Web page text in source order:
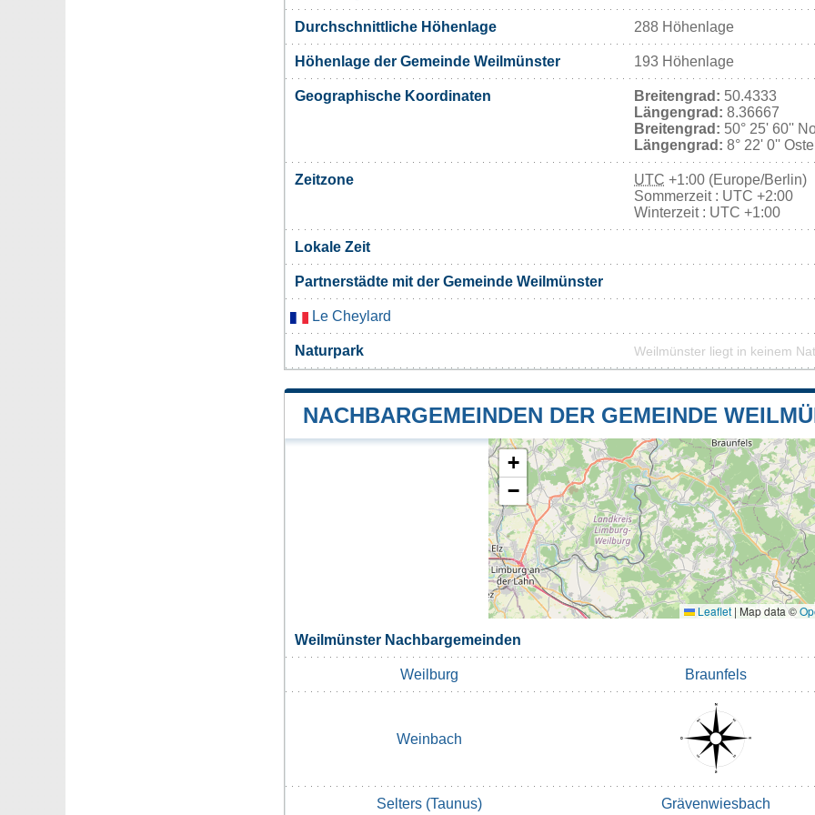
Durchschnittliche Höhenlage 288 Höhenlage
Höhenlage der Gemeinde Weilmünster 193 Höhenlage
Geographische Koordinaten Breitengrad: 50.4333
Längengrad: 8.36667
Breitengrad: 50° 25' 60''
Längengrad: 8° 22' 0''
Zeitzone UTC +1:00 (Europe/Berlin)
Sommerzeit : UTC +2:00
Winterzeit : UTC +1:00
Lokale Zeit
Partnerstädte mit der Gemeinde Weilmünster
Le Cheylard
Naturpark Weilmünster liegt in keinem
NACHBARGEMEINDEN DER GEMEINDE
+
−
Leaflet | Map data ©
Weilmünster Nachbargemeinden
Weilburg Braunfels
Weinbach
Selters (Taunus) Grävenwiesbach